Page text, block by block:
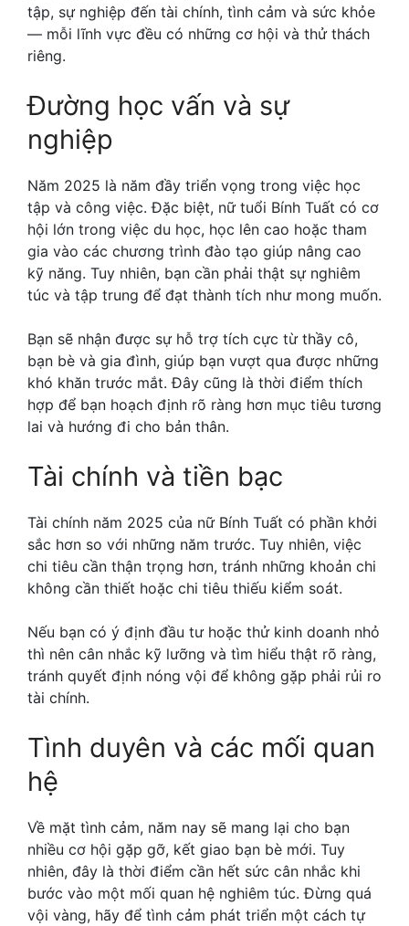
tập, sự nghiệp đến tài chính, tình cảm và sức khỏe
— mỗi lĩnh vực đều có những cơ hội và thử thách
riêng.
Đường học vấn và sự
nghiệp
Năm 2025 là năm đầy triển vọng trong việc học
tập và công việc. Đặc biệt, nữ tuổi Bính Tuất có cơ
hội lớn trong việc du học, học lên cao hoặc tham
gia vào các chương trình đào tạo giúp nâng cao
kỹ năng. Tuy nhiên, bạn cần phải thật sự nghiêm
túc và tập trung để đạt thành tích như mong muốn.
Bạn sẽ nhận được sự hỗ trợ tích cực từ thầy cô,
bạn bè và gia đình, giúp bạn vượt qua được những
khó khăn trước mắt. Đây cũng là thời điểm thích
hợp để bạn hoạch định rõ ràng hơn mục tiêu tương
lai và hướng đi cho bản thân.
Tài chính và tiền bạc
Tài chính năm 2025 của nữ Bính Tuất có phần khởi
sắc hơn so với những năm trước. Tuy nhiên, việc
chi tiêu cần thận trọng hơn, tránh những khoản chi
không cần thiết hoặc chi tiêu thiếu kiểm soát.
Nếu bạn có ý định đầu tư hoặc thử kinh doanh nhỏ
thì nên cân nhắc kỹ lưỡng và tìm hiểu thật rõ ràng,
tránh quyết định nóng vội để không gặp phải rủi ro
tài chính.
Tình duyên và các mối quan
hệ
Về mặt tình cảm, năm nay sẽ mang lại cho bạn
nhiều cơ hội gặp gỡ, kết giao bạn bè mới. Tuy
nhiên, đây là thời điểm cần hết sức cân nhắc khi
bước vào một mối quan hệ nghiêm túc. Đừng quá
vội vàng, hãy để tình cảm phát triển một cách tự